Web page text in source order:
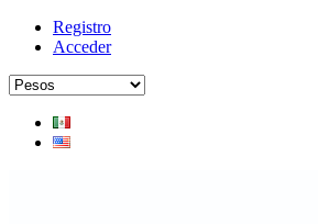
Registro
Acceder